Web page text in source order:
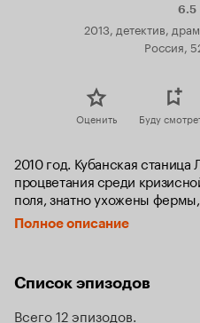
6.5
2013, детектив,
Россия,
Оценить Буду
2010 год. Кубанская
процветания среди
поля, знатно ухожены
сыто. Что это - колхозный
обещанный коммунизм? Ни то
успешный бизнес, поднятый
Полное описание
Список эпизодов
Всего 12 эпизодов